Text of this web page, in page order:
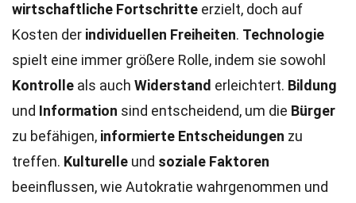
wirtschaftliche Fortschritte erzielt, doch auf
Kosten der individuellen Freiheiten. Technologie
spielt eine immer größere Rolle, indem sie sowohl
Kontrolle als auch Widerstand erleichtert. Bildung
und Information sind entscheidend, um die Bürger
zu befähigen, informierte Entscheidungen zu
treffen. Kulturelle und soziale Faktoren
beeinflussen, wie Autokratie wahrgenommen und